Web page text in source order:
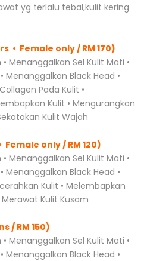
yg terlalu tebal,kulit kering
• Female only / RM 170)
Menanggalkan Sel Kulit Mati •
Menanggalkan Black Head •
Pada Kulit •
Kulit • Mengurangkan
Kulit Wajah
only / RM 120)
Menanggalkan Sel Kulit Mati •
Menanggalkan Black Head •
Kulit • Melembapkan
Kulit Kusam
/ RM 150)
Menanggalkan Sel Kulit Mati •
Menanggalkan Black Head •